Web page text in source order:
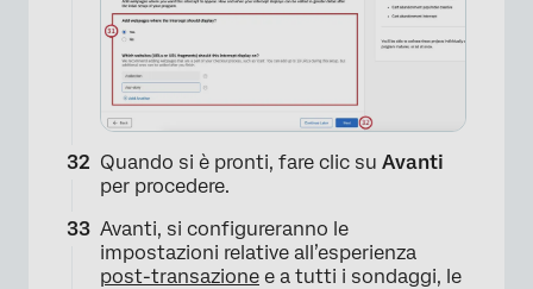
Quando si è pronti, fare clic su Avanti
per procedere.
Avanti, si configureranno le
impostazioni relative all’esperienza
post-transazione e a tutti i sondaggi, le